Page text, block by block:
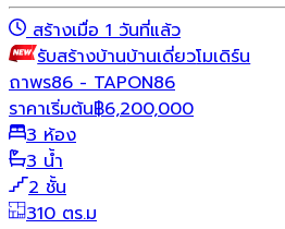
สร้างเมื่อ 1 วันที่แล้ว
รับสร้างบ้านบ้านเดี่ยวโมเดิร์น
ถาพร86 - TAPON86
ราคาเริ่มต้น฿6,200,000
3 ห้อง
3 น้ำ
2 ชั้น
310 ตร.ม